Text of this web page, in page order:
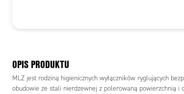
OPIS PRODUKTU
MLZ jest rodziną higienicznych wyłączników ryglujących
obudowie ze stali nierdzewnej z polerowaną powierzchnią i